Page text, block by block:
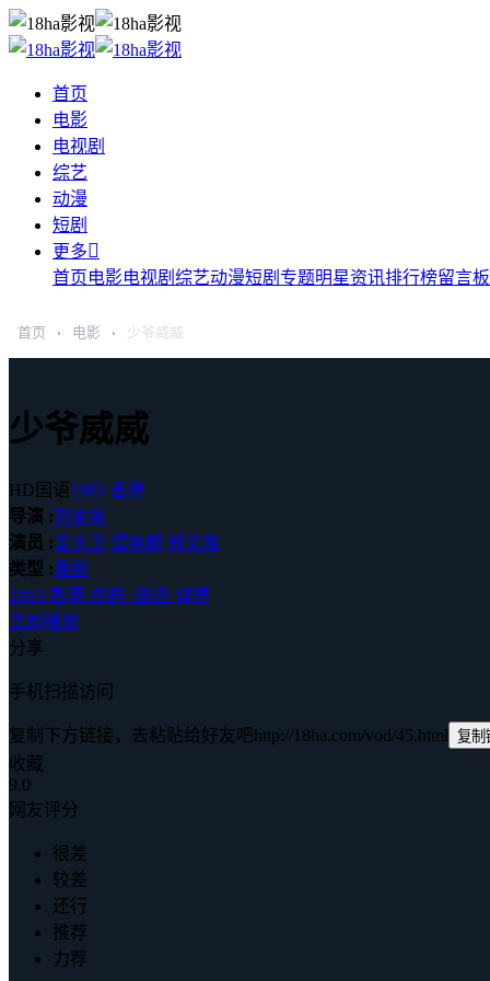
首页
电影
电视剧
综艺
动漫
短剧
更多
首页电影电视剧 综艺动漫短剧 专题明星资讯排行榜留言板
首页 › 电影 › 少爷威威
少爷威威
HD国语1983 香港
导演 :刘家荣
演员 :姜大卫 谭咏麟 郑文雅
类型 :喜剧
1983·香港·喜剧 · 国语·详情
立即播放
分享
手机扫描访问
复制下方链接，去粘贴给好友吧http://18ha.com/vod/45.html 复制
收藏
9.0
网友评分
很差
较差
还行
推荐
力荐